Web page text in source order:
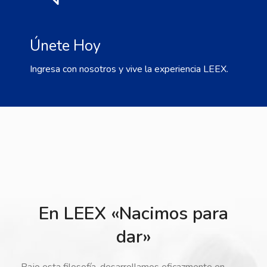
Únete Hoy
Ingresa con nosotros y vive la experiencia LEEX.
En LEEX «Nacimos para
dar»